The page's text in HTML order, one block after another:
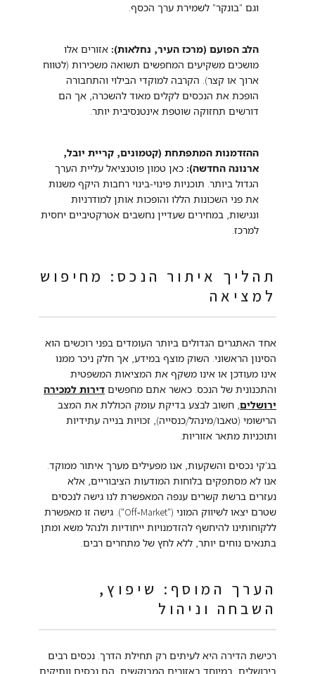
וגם "בונקר" לשמירת ערך הכסף.
הלב הפועם (מרכז העיר, נחלאות): אזורים אלו
מושכים משקיעים המחפשים תשואה משכירות (לטווח
ארוך או קצר). הקרבה למוקדי הבילוי והתחבורה
הופכת את הנכסים לקלים מאוד להשכרה, אך הם
דורשים תחזוקה שוטפת אינטנסיבית יותר.
ההזדמנות המתפתחת (קטמונים, קריית יובל,
ארנונה החדשה): כאן טמון פוטנציאל עליית הערך
הגדול ביותר. תוכניות פינוי-בינוי רחבות היקף משנות
את פני השכונות הללו והופכות אותן למודרניות
ונגישות, במחירים שעדיין נחשבים אטרקטיביים יחסית
למרכז.
תהליך איתור הנכס: מחיפוש
למציאה
אחד האתגרים הגדולים ביותר העומדים בפני רוכשים הוא
הסינון הראשוני. השוק מוצף במידע, אך חלק ניכר ממנו
אינו מעודכן או אינו משקף את המציאות המשפטית
והתכנונית של הנכס. כאשר אתם מחפשים דירות למכירה
ירושלים, חשוב לבצע בדיקת עומק הכוללת את המצב
הרישומי (טאבו/מינהל/כנסייה), זכויות בנייה עתידיות
ותוכניות מתאר אזוריות.
בג'קי נכסים והשקעות, אנו מפעילים מערך איתור ממוקד.
אנו לא מסתפקים בלוחות המודעות הציבוריים, אלא
נעזרים ברשת קשרים ענפה המאפשרת לנו גישה לנכסים
שטרם יצאו לשיווק המוני ("Off-Market"). גישה זו מאפשרת
ללקוחותינו להיחשף להזדמנויות ייחודיות ולנהל משא ומתן
בתנאים נוחים יותר, ללא לחץ של מתחרים רבים.
הערך המוסף: שיפוץ,
השבחה וניהול
רכישת הדירה היא לעיתים רק תחילת הדרך. נכסים רבים
בירושלים, במיוחד באזורים המבוקשים, הם נכסים וותיקים